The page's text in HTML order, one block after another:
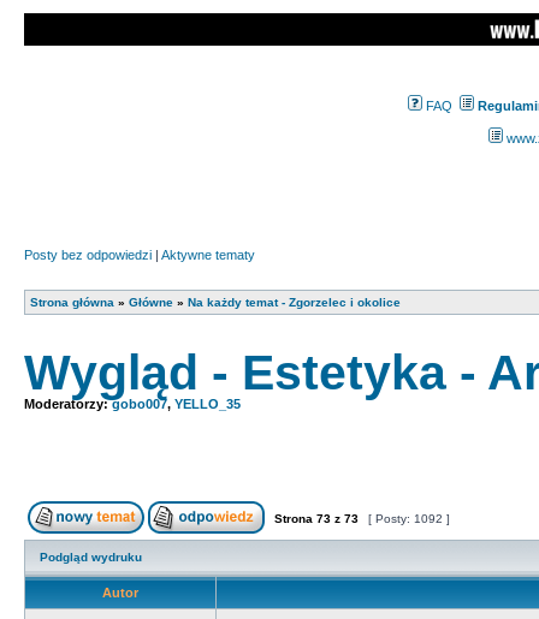
FAQ
Posty bez odpowiedzi | Aktywne tematy
Strona główna » Główne » Na każdy temat - Zgorzelec i okolice
Wygląd - Estetyka -
Moderatorzy:gobo007, YELLO_35
Strona 73 z 73 [ Posty: 1092 ]
Podgląd wydruku
Autor